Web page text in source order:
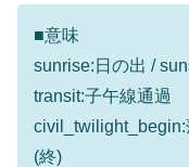
■意味
sunrise:日の出 /
transit:子午線通過
(終)